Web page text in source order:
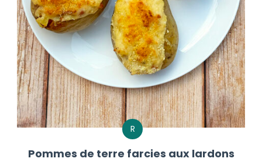
R
Pommes de terre farcies aux lardons